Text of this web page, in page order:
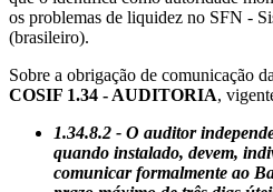
os problemas de liquidez no SFN -
(brasileiro).
Sobre a obrigação de comunicação
COSIF 1.34 - AUDITORIA,
1.34.8.2 - O auditor
quando instalado, devem,
comunicar formalmente ao